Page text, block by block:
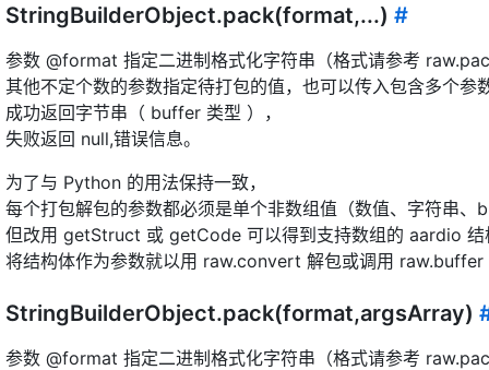
StringBuilderObject.pack(format,...) #
参数 @format 指定二进制格式化字符串（格式请参考
其他不定个数的参数指定待打包的值，也可以传入包含多个参
成功返回字节串（ buffer 类型 ），
失败返回 null,错误信息。
为了与 Python 的用法保持一致，
每个打包解包的参数都必须是单个非数组值（数值、字符串、
但改用 getStruct 或 getCode 可以得到支持数组的 aardio 结
将结构体作为参数就以用 raw.convert 解包或调用
StringBuilderObject.pack(format,argsArray)
参数 @format 指定二进制格式化字符串（格式请参考